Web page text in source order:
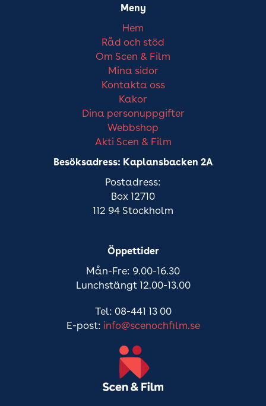
Meny
Hem
Råd och stöd
Om Scen & Film
Mina sidor
Kontakta oss
Kakor
Dina personuppgifter
Webbshop
Akti Scen & Film
Besöksadress: Kaplansbacken 2A
Postadress:
Box 12710
112 94 Stockholm
Öppettider
Mån-Fre: 9.00-16.30
Lunchstängt 12.00-13.00
Tel: 08-441 13 00
E-post: info@scenochfilm.se